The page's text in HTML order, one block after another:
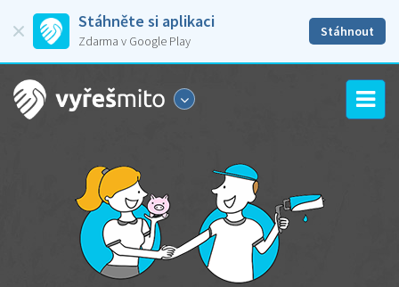
Stáhněte si aplikaci
Zdarma v Google Play
Stáhnout